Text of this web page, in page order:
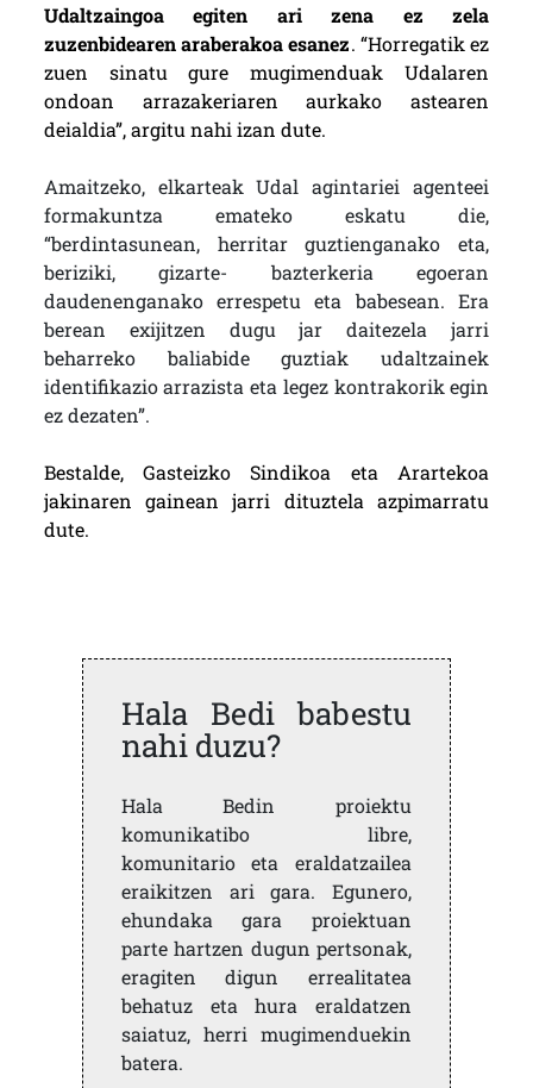
Udaltzaingoa egiten ari zena ez zela
zuzenbidearen araberakoa esanez. “Horregatik ez
zuen sinatu gure mugimenduak Udalaren
ondoan arrazakeriaren aurkako astearen
deialdia”, argitu nahi izan dute.
Amaitzeko, elkarteak Udal agintariei agenteei
formakuntza emateko eskatu die,
“berdintasunean, herritar guztienganako eta,
beriziki, gizarte- bazterkeria egoeran
daudenenganako errespetu eta babesean. Era
berean exijitzen dugu jar daitezela jarri
beharreko baliabide guztiak udaltzainek
identifikazio arrazista eta legez kontrakorik egin
ez dezaten”.
Bestalde, Gasteizko Sindikoa eta Arartekoa
jakinaren gainean jarri dituztela azpimarratu
dute.
Hala Bedi babestu
nahi duzu?
Hala Bedin proiektu
komunikatibo libre,
komunitario eta eraldatzailea
eraikitzen ari gara. Egunero,
ehundaka gara proiektuan
parte hartzen dugun pertsonak,
eragiten digun errealitatea
behatuz eta hura eraldatzen
saiatuz, herri mugimenduekin
batera.